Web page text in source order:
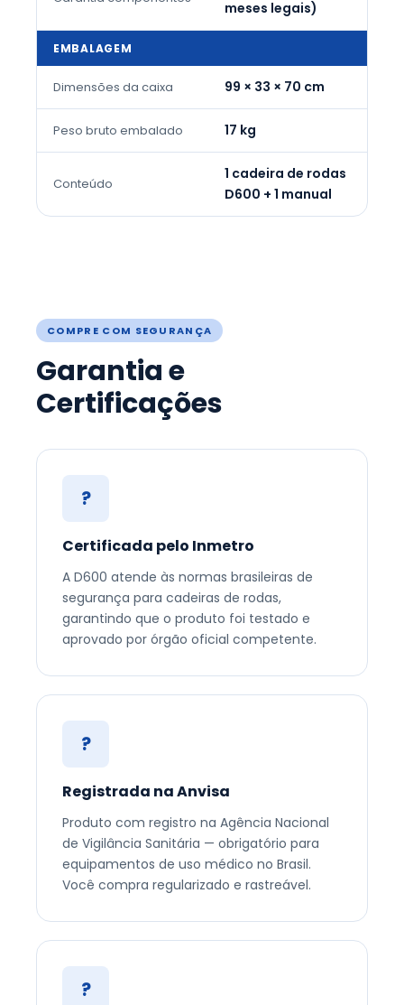
meses legais)
EMBALAGEM
Dimensões da caixa 99 × 33 × 70 cm
Peso bruto embalado 17 kg
Conteúdo
1 cadeira de rodas
D600 + 1 manual
COMPRE COM SEGURANÇA
Garantia e
Certificações
?
Certificada pelo Inmetro
A D600 atende às normas brasileiras de
segurança para cadeiras de rodas,
garantindo que o produto foi testado e
aprovado por órgão oficial competente.
?
Registrada na Anvisa
Produto com registro na Agência Nacional
de Vigilância Sanitária — obrigatório para
equipamentos de uso médico no Brasil.
Você compra regularizado e rastreável.
?